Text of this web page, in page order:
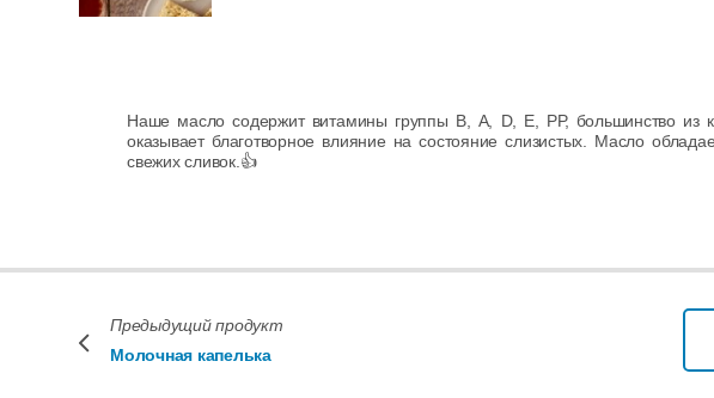
Наше масло содержит витамины группы В, А, D, Е, РР, большинство из
оказывает благотворное влияние на состояние слизистых. Масло
свежих сливок.👍
Предыдущий продукт
Молочная капелька